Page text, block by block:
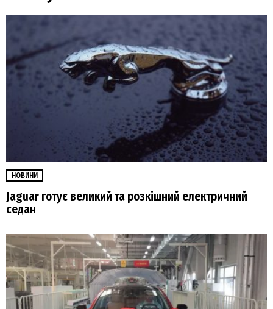
НОВИНИ
Jaguar готує великий та розкішний електричний
седан